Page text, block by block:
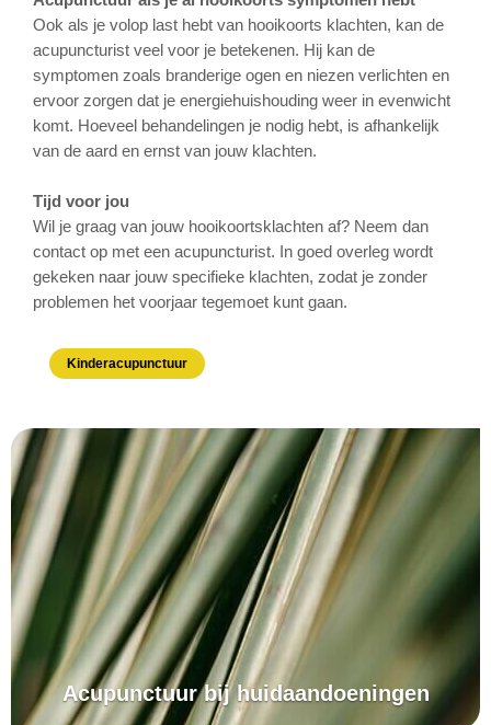
Acupunctuur bij huidaandoeningen
Ook als je volop last hebt van hooikoorts klachten, kan de
acupuncturist veel voor je betekenen. Hij kan de
symptomen zoals branderige ogen en niezen verlichten en
ervoor zorgen dat je energiehuishouding weer in evenwicht
komt. Hoeveel behandelingen je nodig hebt, is afhankelijk
van de aard en ernst van jouw klachten.
Tijd voor jou
Wil je graag van jouw hooikoortsklachten af? Neem dan
contact op met een acupuncturist. In goed overleg wordt
gekeken naar jouw specifieke klachten, zodat je zonder
problemen het voorjaar tegemoet kunt gaan.
Kinderacupunctuur